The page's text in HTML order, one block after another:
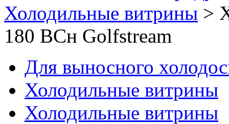
Холодильные витрины >
180 ВСн Golfstream
Для выносного
Холодильные витрины
Холодильные витрины